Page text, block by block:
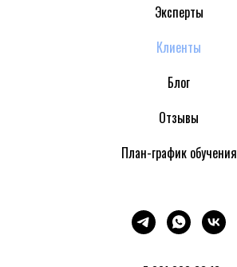
Эксперты
Клиенты
Блог
Отзывы
План-график обучения